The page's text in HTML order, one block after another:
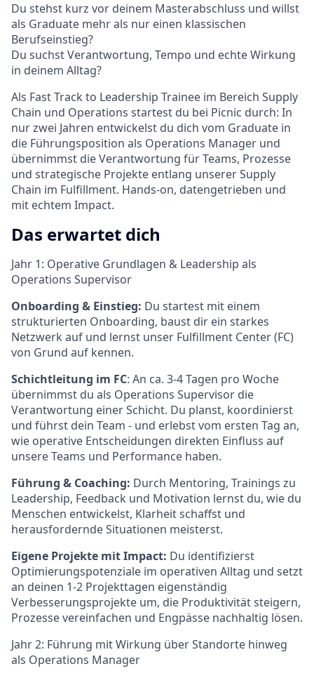
Du stehst kurz vor deinem Masterabschluss und willst
als Graduate mehr als nur einen klassischen
Berufseinstieg?
Du suchst Verantwortung, Tempo und echte Wirkung
in deinem Alltag?
Als Fast Track to Leadership Trainee im Bereich Supply
Chain und Operations startest du bei Picnic durch: In
nur zwei Jahren entwickelst du dich vom Graduate in
die Führungsposition als Operations Manager und
übernimmst die Verantwortung für Teams, Prozesse
und strategische Projekte entlang unserer Supply
Chain im Fulfillment. Hands-on, datengetrieben und
mit echtem Impact.
Das erwartet dich
Jahr 1: Operative Grundlagen & Leadership als
Operations Supervisor
Onboarding & Einstieg: Du startest mit einem
strukturierten Onboarding, baust dir ein starkes
Netzwerk auf und lernst unser Fulfillment Center (FC)
von Grund auf kennen.
Schichtleitung im FC: An ca. 3-4 Tagen pro Woche
übernimmst du als Operations Supervisor die
Verantwortung einer Schicht. Du planst, koordinierst
und führst dein Team - und erlebst vom ersten Tag an,
wie operative Entscheidungen direkten Einfluss auf
unsere Teams und Performance haben.
Führung & Coaching: Durch Mentoring, Trainings zu
Leadership, Feedback und Motivation lernst du, wie du
Menschen entwickelst, Klarheit schaffst und
herausfordernde Situationen meisterst.
Eigene Projekte mit Impact: Du identifizierst
Optimierungspotenziale im operativen Alltag und setzt
an deinen 1-2 Projekttagen eigenständig
Verbesserungsprojekte um, die Produktivität steigern,
Prozesse vereinfachen und Engpässe nachhaltig lösen.
Jahr 2: Führung mit Wirkung über Standorte hinweg
als Operations Manager